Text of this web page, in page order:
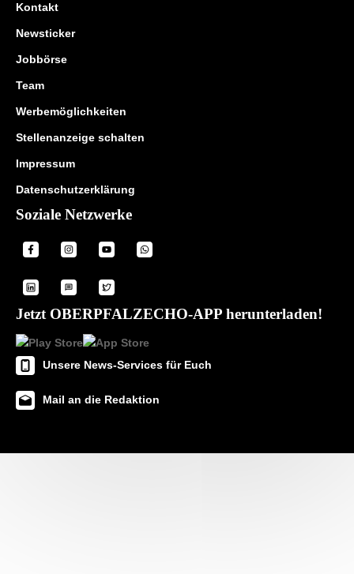
Kontakt
Newsticker
Jobbörse
Team
Werbemöglichkeiten
Stellenanzeige schalten
Impressum
Datenschutzerklärung
Soziale Netzwerke
Jetzt OBERPFALZECHO-APP herunterladen!
Unsere News-Services für Euch
Mail an die Redaktion